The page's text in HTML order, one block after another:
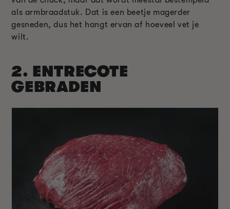
als armbraadstuk. Dat is een beetje magerder
gesneden, dus het hangt ervan af hoeveel vet je
wilt.
2. ENTRECOTE
GEBRADEN